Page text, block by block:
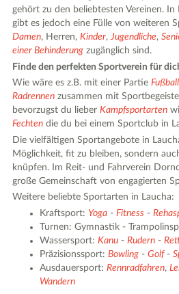
gehört zu den beliebtesten Vereinen.
gibt es jedoch eine Fülle von weiteren
Damen, Herren,Kinder,Jugendliche,
einer Behinderung zugänglich sind.
Finde den perfekten Sportverein für
Wie wäre es z.B. mit einer PartieFußball
Radrennen zusammen mit
bevorzugst du lieberKampfsportarten
Fechten die du bei einem Sportclub in
Die vielfältigen Sportangebote in
Möglichkeit, fit zu bleiben, sondern
knüpfen. Im Reit- und Fahrverein
große Gemeinschaft von engagierten
Weitere beliebte Sportarten in Laucha:
Kraftsport: Yoga -Fitness -
Turnen: Gymnastik -
Wassersport:Kanu -Rudern -
Präzisionssport:Bowling -Golf-
Ausdauersport:Rennradfahren,
Wandern